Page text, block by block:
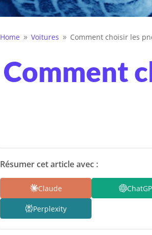
Home 9 Voitures 9 Comment choisir les
Comment
Résumer cet article avec :
Claude
Perplexity